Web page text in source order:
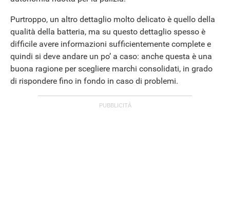
Purtroppo, un altro dettaglio molto delicato è quello della
qualità della batteria, ma su questo dettaglio spesso è
difficile avere informazioni sufficientemente complete e
quindi si deve andare un po’ a caso: anche questa è una
buona ragione per scegliere marchi consolidati, in grado
di rispondere fino in fondo in caso di problemi.